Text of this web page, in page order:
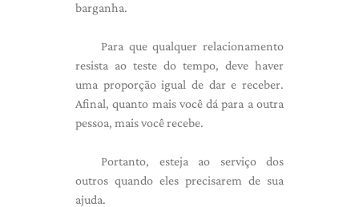
barganha.
Para que qualquer relacionamento
resista ao teste do tempo, deve haver
uma proporção igual de dar e receber.
Afinal, quanto mais você dá para a outra
pessoa, mais você recebe.
Portanto, esteja ao serviço dos
outros quando eles precisarem de sua
ajuda.